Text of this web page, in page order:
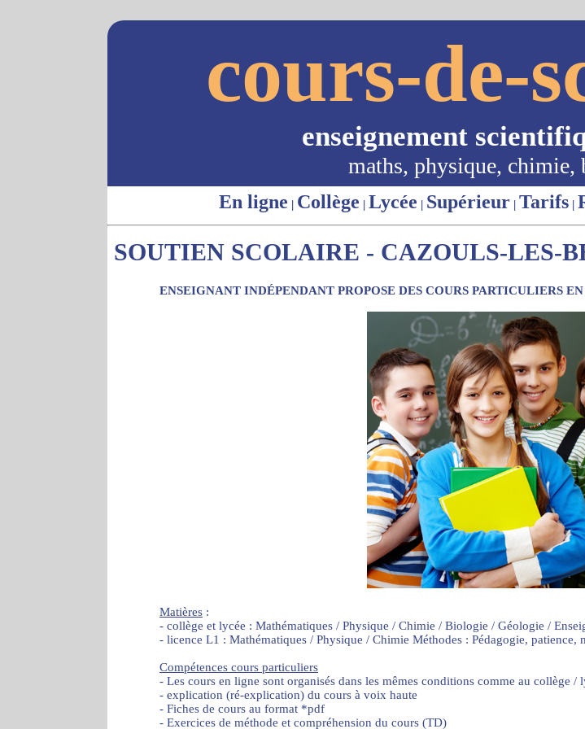
cours-de-
enseignement
maths, physique,
En ligne | Collège | Lycée | Supérieur | Tarifs |
SOUTIEN SCOLAIRE - CAZOULS-LES-
ENSEIGNANT INDÉPENDANT PROPOSE DES COURS PARTICULIERS
Matières :
- collège et lycée : Mathématiques / Physique / Chimie / Biologie / Géologie /
- licence L1 : Mathématiques / Physique / Chimie Méthodes : Pédagogie,
Compétences cours particuliers
- Les cours en ligne sont organisés dans les mêmes conditions comme au collège /
- explication (ré-explication) du cours à voix haute
- Fiches de cours au format *pdf
- Exercices de méthode et compréhension du cours (TD)